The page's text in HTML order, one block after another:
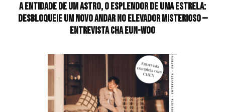
A entidade de um astro, o esplendor de uma estrela:
desbloqueie um novo andar no elevador misterioso —
Entrevista CHA EUN-WOO